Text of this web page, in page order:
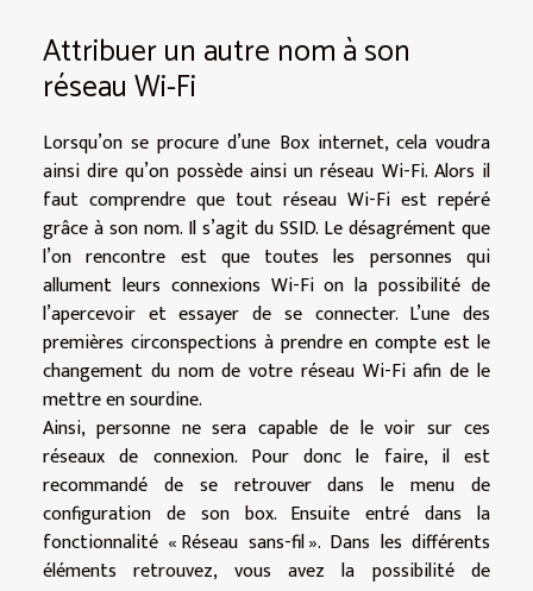
Attribuer un autre nom à son
réseau Wi-Fi
Lorsqu’on se procure d’une Box internet, cela voudra
ainsi dire qu’on possède ainsi un réseau Wi-Fi. Alors il
faut comprendre que tout réseau Wi-Fi est repéré
grâce à son nom. Il s’agit du SSID. Le désagrément que
l’on rencontre est que toutes les personnes qui
allument leurs connexions Wi-Fi on la possibilité de
l’apercevoir et essayer de se connecter. L’une des
premières circonspections à prendre en compte est le
changement du nom de votre réseau Wi-Fi afin de le
mettre en sourdine.
Ainsi, personne ne sera capable de le voir sur ces
réseaux de connexion. Pour donc le faire, il est
recommandé de se retrouver dans le menu de
configuration de son box. Ensuite entré dans la
fonctionnalité « Réseau sans-fil ». Dans les différents
éléments retrouvez, vous avez la possibilité de